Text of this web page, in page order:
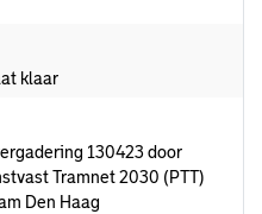
klaar
130423 door
Tramnet 2030 (PTT)
Den Haag